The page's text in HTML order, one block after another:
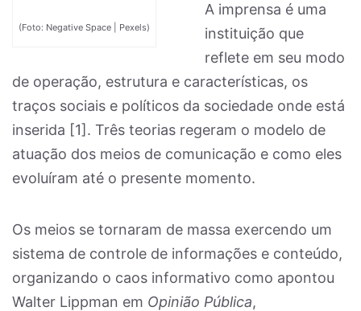
(Foto: Negative Space | Pexels)
A imprensa é uma
instituição que
reflete em seu modo
de operação, estrutura e características, os
traços sociais e políticos da sociedade onde está
inserida [1]. Três teorias regeram o modelo de
atuação dos meios de comunicação e como eles
evoluíram até o presente momento.
Os meios se tornaram de massa exercendo um
sistema de controle de informações e conteúdo,
organizando o caos informativo como apontou
Walter Lippman em Opinião Pública,